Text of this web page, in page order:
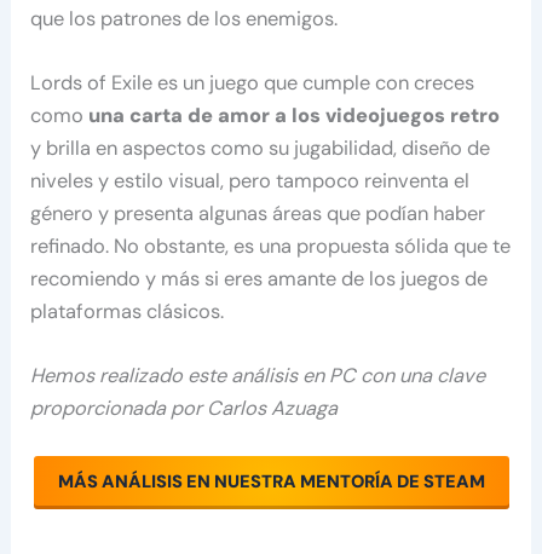
que los patrones de los enemigos.
Lords of Exile es un juego que cumple con creces
como una carta de amor a los videojuegos retro
y brilla en aspectos como su jugabilidad, diseño de
niveles y estilo visual, pero tampoco reinventa el
género y presenta algunas áreas que podían haber
refinado. No obstante, es una propuesta sólida que te
recomiendo y más si eres amante de los juegos de
plataformas clásicos.
Hemos realizado este análisis en PC con una clave
proporcionada por Carlos Azuaga
MÁS ANÁLISIS EN NUESTRA MENTORÍA DE STEAM